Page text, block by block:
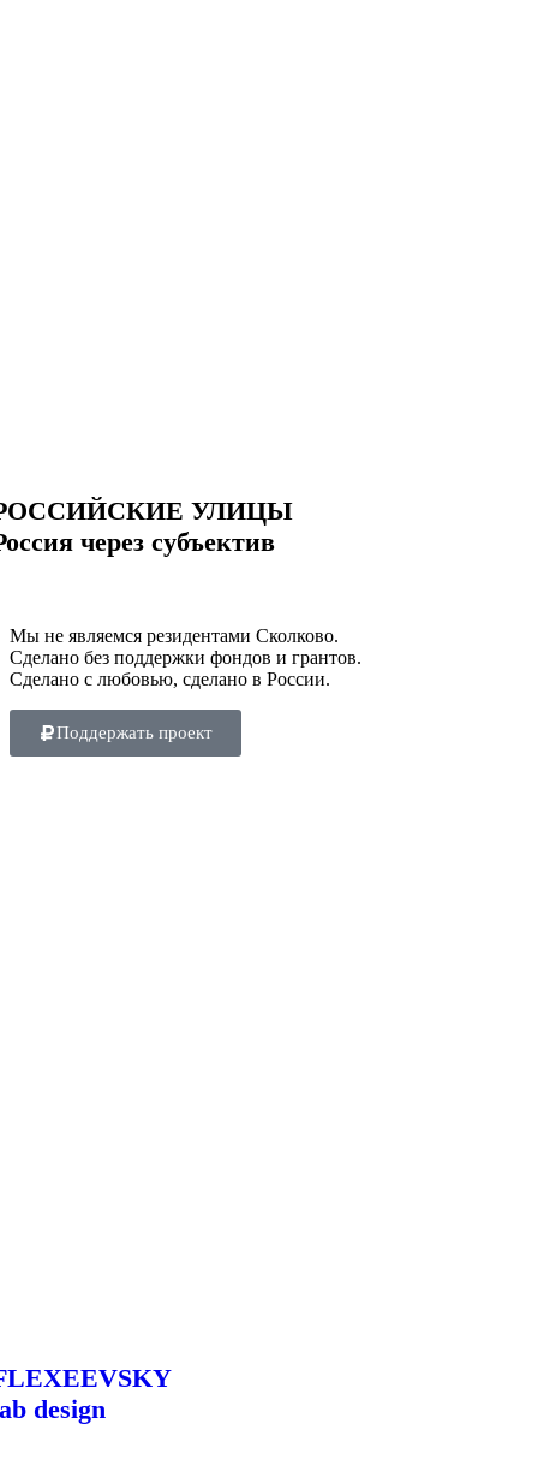
УЛИЦЫ
через субъектив
Мы не являемся резидентами Сколково.
Сделано без поддержки фондов и грантов.
Сделано с любовью, сделано в России.
Поддержать проект
design